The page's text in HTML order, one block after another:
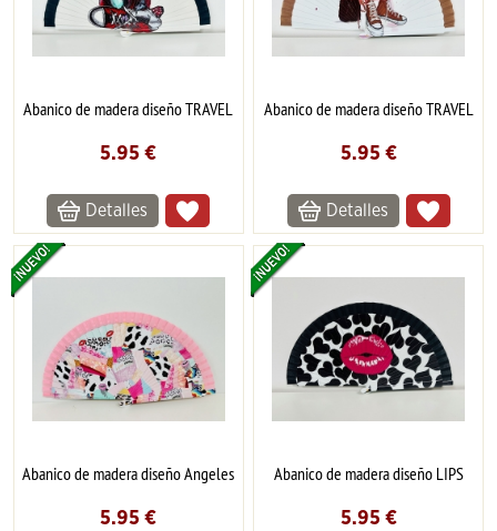
Abanico de madera diseño TRAVEL
5.95 €
Detalles
Abanico de madera diseño TRAVEL
5.95 €
Detalles
Abanico de madera diseño Angeles
5.95 €
Abanico de madera diseño LIPS
5.95 €